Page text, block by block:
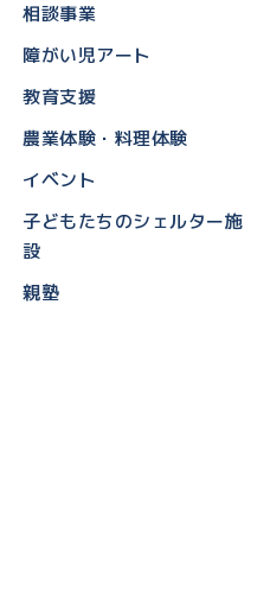
相談事業
障がい児アート
教育支援
農業体験・料理体験
イベント
子どもたちのシェルター施
設
親塾